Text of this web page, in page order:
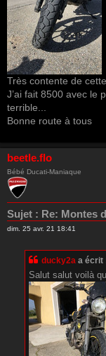
Très contente de
J’ai fait 8500 avec le
terrible...
Bonne route à tous
beetle.flo
Bébé Ducati-Maniaque
Sujet : Re: Montes
dim. 25 avr. 21 18:41
ducky2a a écrit
Salut salut voilà